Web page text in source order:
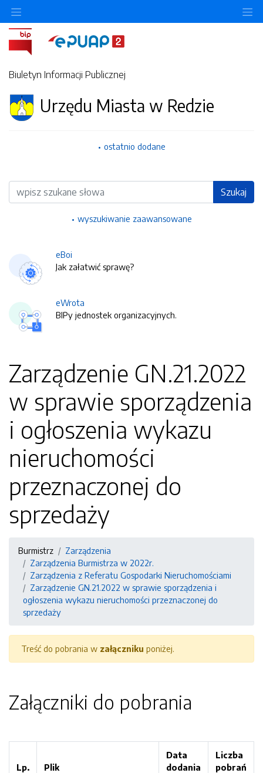
Biuletyn Informacji Publicznej
Urzędu Miasta w Redzie
ostatnio dodane
Wyszukiwarka Szukaj
wyszukiwanie zaawansowane
eBoi
Jak załatwić sprawę?
eWrota
BIPy jednostek organizacyjnych.
Zarządzenie GN.21.2022
w sprawie sporządzenia
i ogłoszenia wykazu
nieruchomości
przeznaczonej do
sprzedaży
Burmistrz
Zarządzenia
Zarządzenia Burmistrza w 2022r.
Zarządzenia z Referatu Gospodarki Nieruchomościami
Zarządzenie GN.21.2022 w sprawie sporządzenia i
ogłoszenia wykazu nieruchomości przeznaczonej do
sprzedaży
Treść do pobrania w załączniku poniżej.
Załączniki do pobrania
Lp. Plik
Data
dodania
Liczba
pobrań